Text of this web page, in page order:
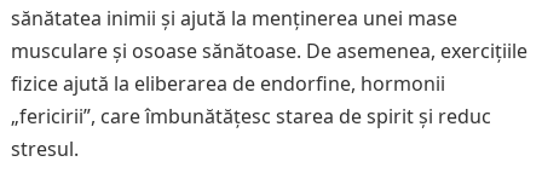
sănătatea inimii și ajută la menținerea unei mase
musculare și osoase sănătoase. De asemenea, exercițiile
fizice ajută la eliberarea de endorfine, hormonii
„fericirii”, care îmbunătățesc starea de spirit și reduc
stresul.